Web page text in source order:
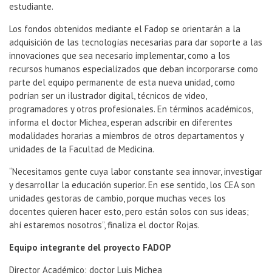
estudiante.
Los fondos obtenidos mediante el Fadop se orientarán a la
adquisición de las tecnologías necesarias para dar soporte a las
innovaciones que sea necesario implementar, como a los
recursos humanos especializados que deban incorporarse como
parte del equipo permanente de esta nueva unidad, como
podrían ser un ilustrador digital, técnicos de video,
programadores y otros profesionales. En términos académicos,
informa el doctor Michea, esperan adscribir en diferentes
modalidades horarias a miembros de otros departamentos y
unidades de la Facultad de Medicina.
“Necesitamos gente cuya labor constante sea innovar, investigar
y desarrollar la educación superior. En ese sentido, los CEA son
unidades gestoras de cambio, porque muchas veces los
docentes quieren hacer esto, pero están solos con sus ideas;
ahí estaremos nosotros”, finaliza el doctor Rojas.
Equipo integrante del proyecto FADOP
Director Académico: doctor Luis Michea